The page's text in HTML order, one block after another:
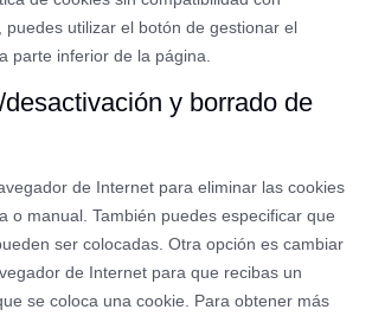
puedes utilizar el botón de gestionar el
parte inferior de la página.
y borrado de
de Internet para eliminar las cookies
o manual. También puedes especificar que
ser colocadas. Otra opción es cambiar
de Internet para que recibas un
se coloca una cookie. Para obtener más